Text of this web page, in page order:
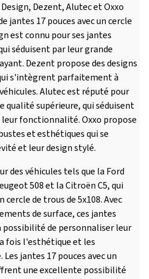
Dezent, Alutec et Oxxo
jantes 17 pouces avec un cercle
est connu pour ses jantes
séduisent par leur grande
Dezent propose des designs
s'intègrent parfaitement à
Alutec est réputé pour
qualité supérieure, qui séduisent
fonctionnalité. Oxxo propose
et esthétiques qui se
et leur design stylé.
des véhicules tels que la Ford
508 et la Citroën C5, qui
de trous de 5x108. Avec
de surface, ces jantes
de personnaliser leur
fois l'esthétique et les
jantes 17 pouces avec un
une excellente possibilité